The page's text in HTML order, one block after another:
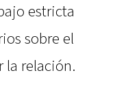
estricta
sobre el
la relación.